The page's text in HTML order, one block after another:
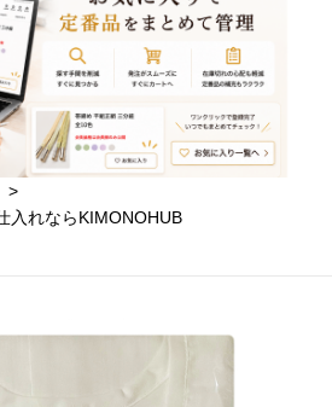
入れならKIMONOHUB